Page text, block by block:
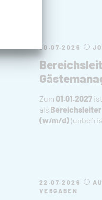
30.07.2026
Zum 01.01.2027ist
als
(w/m/d)
22.07.2026
VERGABEN